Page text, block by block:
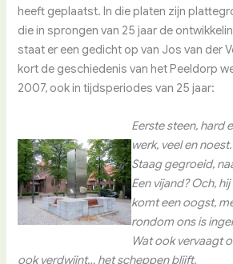
heeft geplaatst. In die platen zijn
die in sprongen van 25 jaar de
staat er een gedicht op van Jos van der
kort de geschiedenis van het Peeldorp
2007, ook in tijdsperiodes van 25 jaar:
Eerste steen, hard
werk, veel en noest.
Staag gegroeid,
Een vijand? Och,
komt een oogst,
rondom ons is
Wat ook vervaagt
ook verdwijnt… het scheppen blijft.